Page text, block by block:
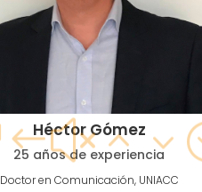
Héctor Gómez
25 años de experiencia
Doctor en Comunicación, UNIACC